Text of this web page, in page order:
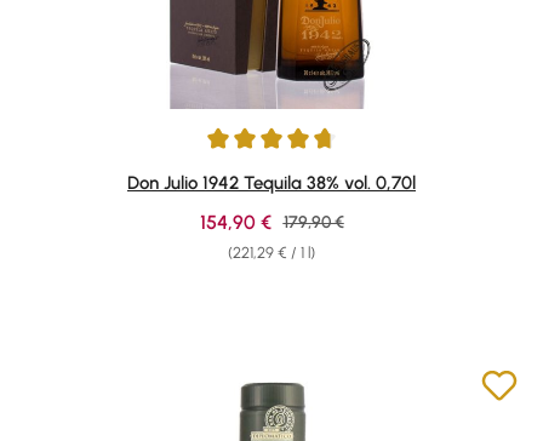
Average rating of 4.84 out of 5 stars
Don Julio 1942 Tequila 38% vol. 0,70l
(221,29 € / 1 l)
Sale price:
154,90 € Regular price:
179,90 €